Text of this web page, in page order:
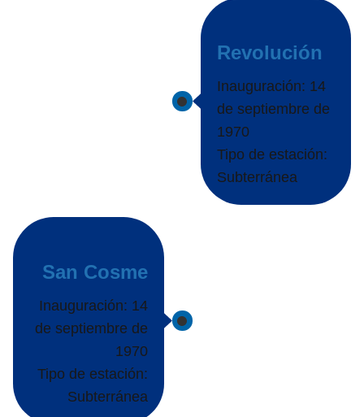
Revolución
Inauguración: 14
de septiembre de
1970
Tipo de estación:
Subterránea
San Cosme
Inauguración: 14
de septiembre de
1970
Tipo de estación:
Subterránea